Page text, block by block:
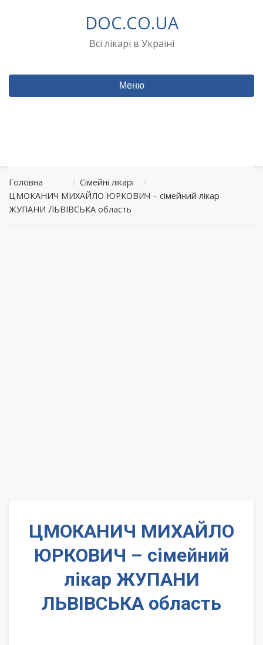
DOC.CO.UA
Всі лікарі в Україні
Меню
Головна / Сімейні лікарі
/
ЦМОКАНИЧ МИХАЙЛО ЮРКОВИЧ – сімейний лікар
ЖУПАНИ ЛЬВІВСЬКА область
ЦМОКАНИЧ МИХАЙЛО
ЮРКОВИЧ – сімейний
лікар ЖУПАНИ
ЛЬВІВСЬКА область